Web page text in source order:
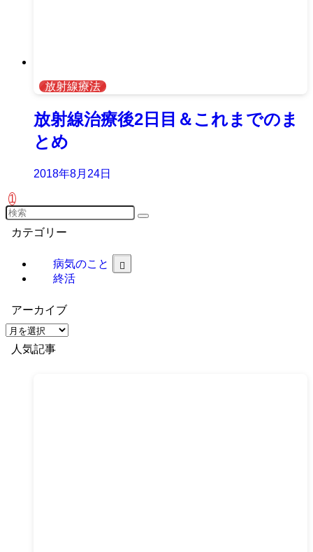
放射線療法
放射線治療後2日目＆これまでのま
とめ
2018年8月24日
1
カテゴリー
病気のこと
終活
アーカイブ
ア
ー
カ
人気記事